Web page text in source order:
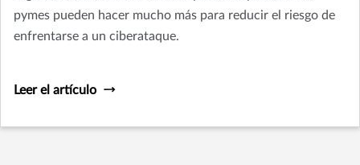
pymes pueden hacer mucho más para reducir el riesgo de
enfrentarse a un ciberataque.
Leer el artículo